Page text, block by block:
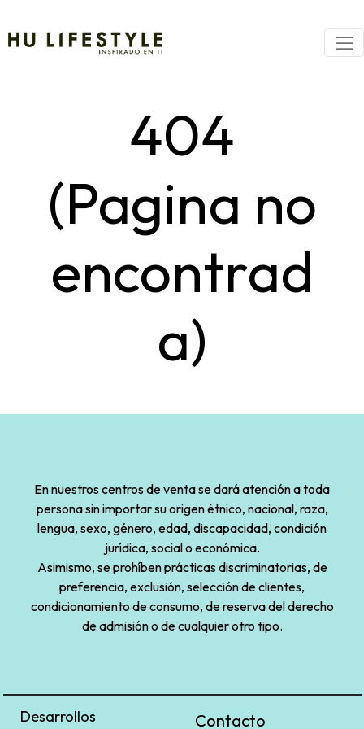
404
(Pagina no
encontrad
a)
En nuestros centros de venta se dará atención a toda
persona sin importar su origen étnico, nacional, raza,
lengua, sexo, género, edad, discapacidad, condición
jurídica, social o económica.
Asimismo, se prohíben prácticas discriminatorias, de
preferencia, exclusión, selección de clientes,
condicionamiento de consumo, de reserva del derecho
de admisión o de cualquier otro tipo.
Desarrollos Contacto